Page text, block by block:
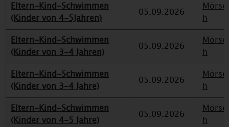
Eltern-Kind-Schwimmen
(Kinder von 4-5Jahren)
05.09.2026
h
Eltern-Kind-Schwimmen
(Kinder von 3-4 Jahren)
05.09.2026
h
Eltern-Kind-Schwimmen
(Kinder von 3-4 Jahre)
05.09.2026
h
Eltern-Kind-Schwimmen
(Kinder von 4-5 Jahre)
05.09.2026
h